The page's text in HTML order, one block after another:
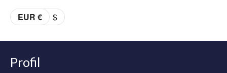
à
EUR € $
Profil